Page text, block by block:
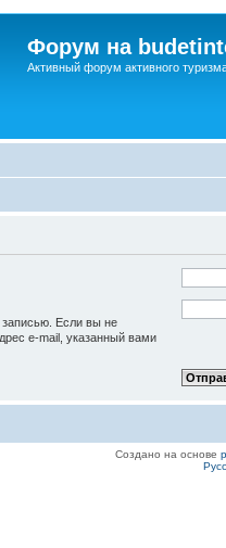
Форум на
Активный форум активного
Если вы не
e-mail, указанный вами
Создано на основе